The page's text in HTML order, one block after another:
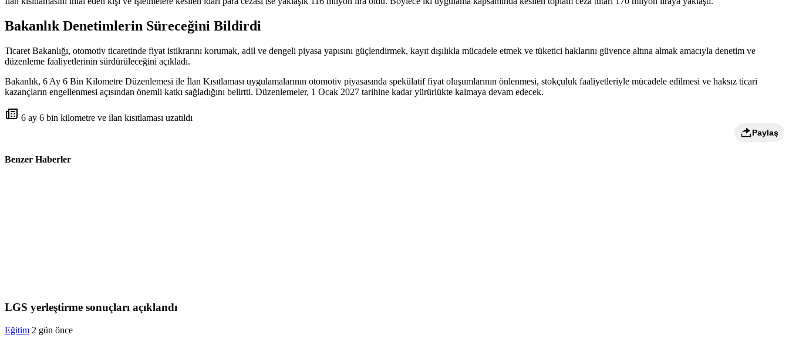
Bakanlık Denetimlerin Süreceğini Bildirdi
Ticaret Bakanlığı, otomotiv ticaretinde fiyat istikrarını korumak, adil ve dengeli piyasa yapısını güçlendirmek, kayıt dışılıkla mücadele etmek ve tüketici haklarını güvence altına almak amacıyla denetim ve
düzenleme faaliyetlerinin sürdürüleceğini açıkladı.
Bakanlık, 6 Ay 6 Bin Kilometre Düzenlemesi ile İlan Kısıtlaması uygulamalarının otomotiv piyasasında spekülatif fiyat oluşumlarının önlenmesi, stokçuluk faaliyetleriyle mücadele edilmesi ve haksız ticari
kazançların engellenmesi açısından önemli katkı sağladığını belirtti. Düzenlemeler, 1 Ocak 2027 tarihine kadar yürürlükte kalmaya devam edecek.
6 ay 6 bin kilometre ve ilan kısıtlaması uzatıldı
Paylaş
Benzer Haberler
LGS yerleştirme sonuçları açıklandı
Eğitim 2 gün önce